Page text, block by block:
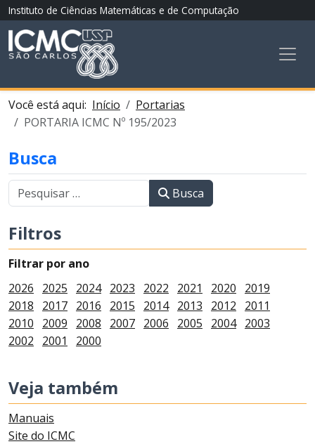
Instituto de Ciências Matemáticas e de Computação
Você está aqui: Início
Portarias
PORTARIA ICMC Nº 195/2023
Busca
Busca
Filtros
Filtrar por ano
2026
2025 2024 2023 2022 2021 2020
2019
2018
2017 2016 2015 2014 2013 2012
2011
2010
2009 2008 2007 2006 2005 2004 2003
2002
2001 2000
Veja também
Manuais
Site do ICMC